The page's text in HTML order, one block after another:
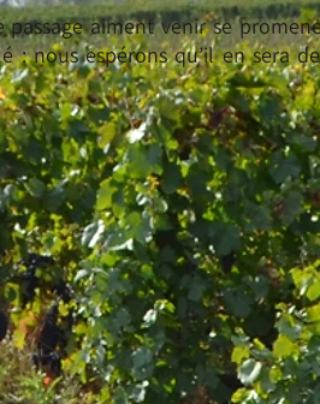
passage aiment venir se
: nous espérons qu’il en sera